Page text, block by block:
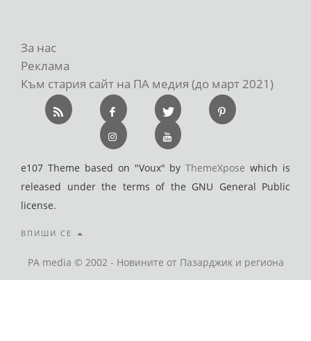
За нас
Реклама
Към стария сайт на ПА медия (до март 2021)
e107 Theme based on "Voux" byThemeXpose which is
released under the terms of the GNU General Public
license.
ВПИШИ СЕ
PA media © 2002 - Новините от Пазарджик и региона